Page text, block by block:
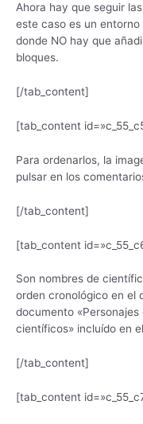
Ahora hay que seguir
este caso es un
donde NO hay que
bloques.
[/tab_content]
[tab_content
Para ordenarlos, la
pulsar en los
[/tab_content]
[tab_content
Son nombres de
orden cronológico en el
documento
científicos» incluído en
[/tab_content]
[tab_content